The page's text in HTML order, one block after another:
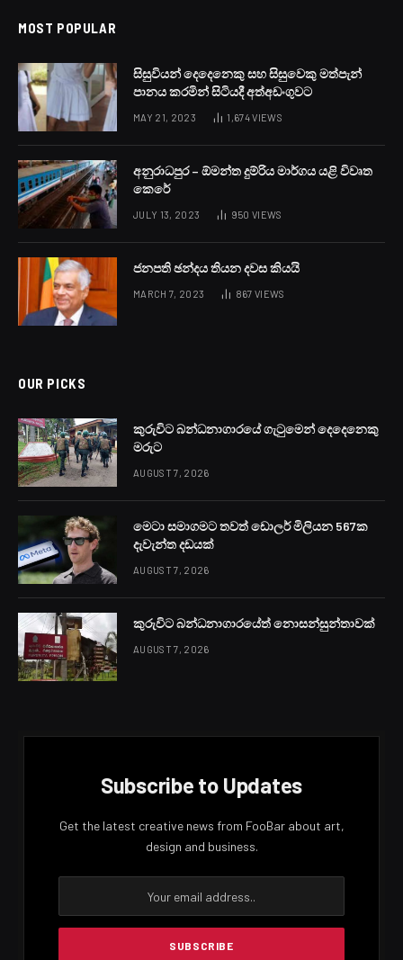
MOST POPULAR
සිසුවියන් දෙදෙනෙකු සහ සිසුවෙකු මත්පැන්
පානය කරමින් සිටියදී අත්අඩංගුවට
MAY 21, 2023 1,674VIEWS
අනුරාධපුර – ඕමන්ත දුම්රිය මාර්ගය යළි විවෘත
කෙරේ
JULY 13, 2023 950 VIEWS
ජනපති ඡන්දය තියන දවස කියයි
MARCH 7, 2023 867 VIEWS
OUR PICKS
කුරුවිට බන්ධනාගාරයේ ගැටුමෙන් දෙදෙනෙකු
මරුට
AUGUST 7, 2026
මෙටා සමාගමට තවත් ඩොලර් මිලියන 567ක
දැවැන්ත දඩයක්
AUGUST 7, 2026
කුරුවිට බන්ධනාගාරයේත් නොසන්සුන්තාවක්
AUGUST 7, 2026
Subscribe to Updates
Get the latest creative news from FooBar about art,
design and business.